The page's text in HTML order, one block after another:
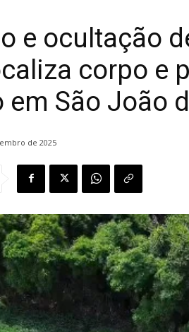
e ocultação
corpo e
São João
de 2025